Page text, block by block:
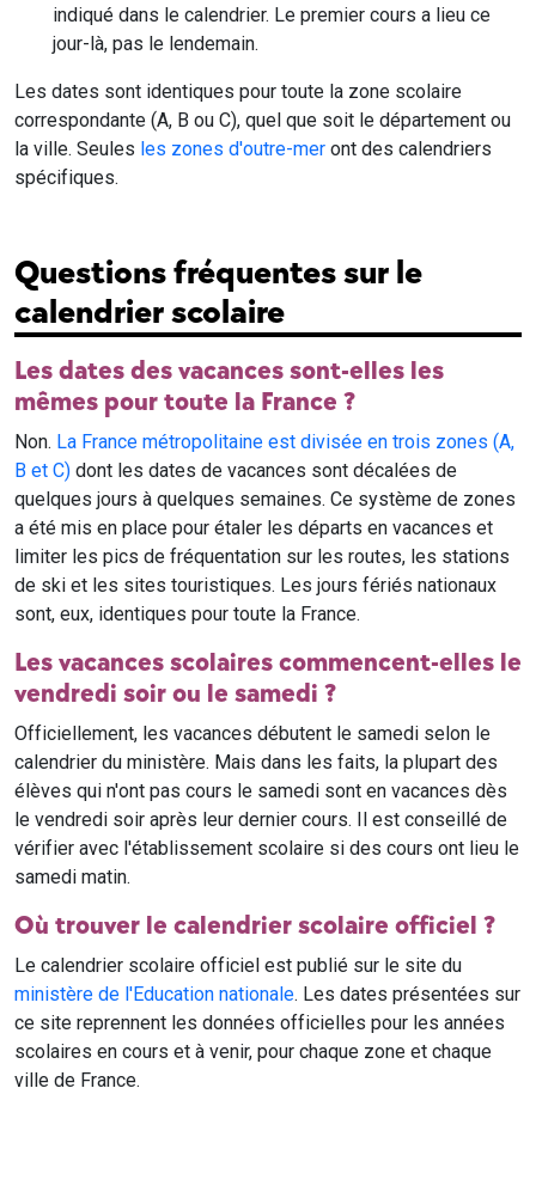
indiqué dans le calendrier. Le premier cours a lieu ce
jour-là, pas le lendemain.
Les dates sont identiques pour toute la zone scolaire
correspondante (A, B ou C), quel que soit le département ou
la ville. Seules les zones d'outre-mer ont des calendriers
spécifiques.
Questions fréquentes sur le
calendrier scolaire
Les dates des vacances sont-elles les
mêmes pour toute la France ?
Non. La France métropolitaine est divisée en trois zones (A,
B et C) dont les dates de vacances sont décalées de
quelques jours à quelques semaines. Ce système de zones
a été mis en place pour étaler les départs en vacances et
limiter les pics de fréquentation sur les routes, les stations
de ski et les sites touristiques. Les jours fériés nationaux
sont, eux, identiques pour toute la France.
Les vacances scolaires commencent-elles le
vendredi soir ou le samedi ?
Officiellement, les vacances débutent le samedi selon le
calendrier du ministère. Mais dans les faits, la plupart des
élèves qui n'ont pas cours le samedi sont en vacances dès
le vendredi soir après leur dernier cours. Il est conseillé de
vérifier avec l'établissement scolaire si des cours ont lieu le
samedi matin.
Où trouver le calendrier scolaire officiel ?
Le calendrier scolaire officiel est publié sur le site du
ministère de l'Education nationale. Les dates présentées sur
ce site reprennent les données officielles pour les années
scolaires en cours et à venir, pour chaque zone et chaque
ville de France.